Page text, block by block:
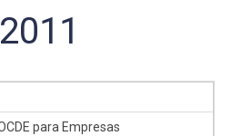
para Empresas